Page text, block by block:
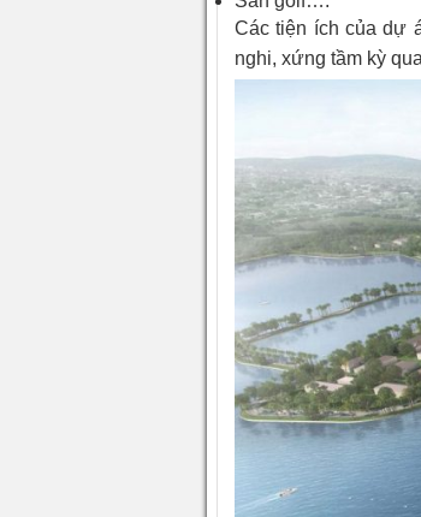
Các tiện ích của dự
nghi, xứng tầm kỳ